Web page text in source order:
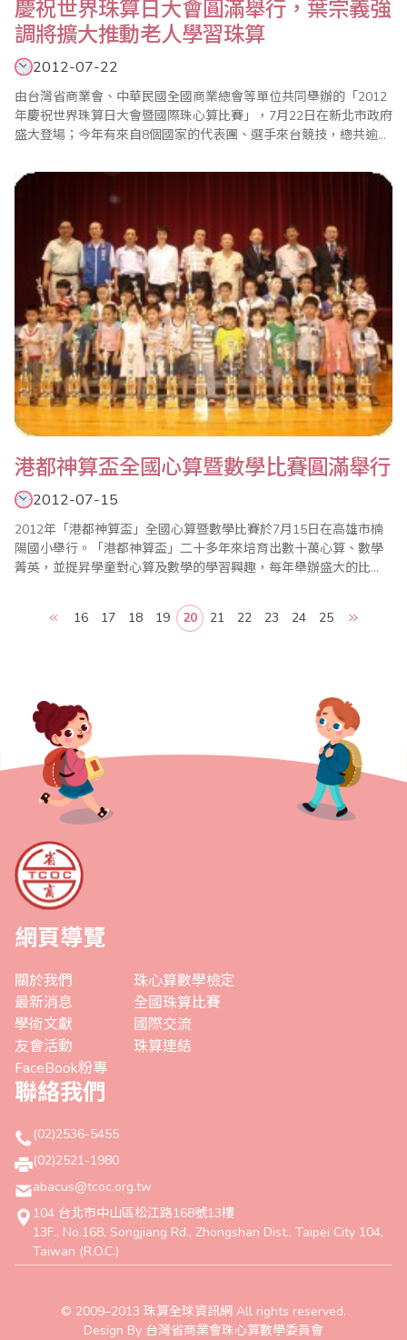
慶祝世界珠算日大會圓滿舉行，葉宗義強
調將擴大推動老人學習珠算
2012-07-22
由台灣省商業會、中華民國全國商業總會等單位共同舉辦的「2012
年慶祝世界珠算日大會暨國際珠心算比賽」，7月22日在新北市政府
盛大登場；今年有來自8個國家的代表團、選手來台競技，總共逾
長葉宗義(見左圖)致詞強調，珠算已成為每個人終身學習的有效工
具，省商會計畫進一步推動成立「台灣珠心算千人俱樂部」，以老
港都神算盃全國心算暨數學比賽圓滿舉行
2012-07-15
2012年「港都神算盃」全國心算暨數學比賽於7月15日在高雄市楠
陽國小舉行。「港都神算盃」二十多年來培育出數十萬心算、數學
菁英，並提昇學童對心算及數學的學習興趣，每年舉辦盛大的比
個項目，共計900多名選手參賽。10點陸續公佈成績，分為幼稚
園、一年級到六年級等組，一切作業迅速、公開、公平、公正，名
16 17 18 19 20 21 22 23 24 25
網頁導覽
關於我們
最新消息
學術文獻
友會活動
FaceBook粉專
珠心算數學檢定
全國珠算比賽
國際交流
珠算連結
聯絡我們
(02)2536-5455
(02)2521-1980
abacus@tcoc.org.tw
104 台北市中山區松江路168號13樓
13F., No.168, Songjiang Rd., Zhongshan Dist., Taipei City 104,
Taiwan (R.O.C.)
© 2009–2013 珠算全球資訊網 All rights reserved.
Design By 台灣省商業會珠心算數學委員會